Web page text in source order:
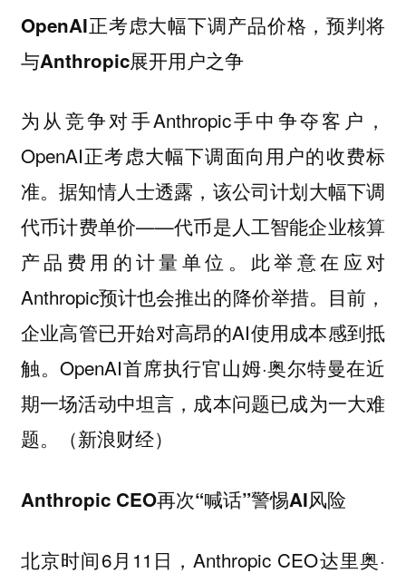
OpenAI正考虑大幅下调产品价格，预判将
与Anthropic展开用户之争
为从竞争对手Anthropic手中争夺客户，
OpenAI正考虑大幅下调面向用户的收费标
准。据知情人士透露，该公司计划大幅下调
代币计费单价——代币是人工智能企业核算
产品费用的计量单位。此举意在应对
Anthropic预计也会推出的降价举措。目前，
企业高管已开始对高昂的AI使用成本感到抵
触。OpenAI首席执行官山姆·奥尔特曼在近
期一场活动中坦言，成本问题已成为一大难
题。（新浪财经）
Anthropic CEO再次“喊话”警惕AI风险
北京时间6月11日，Anthropic CEO达里奥·